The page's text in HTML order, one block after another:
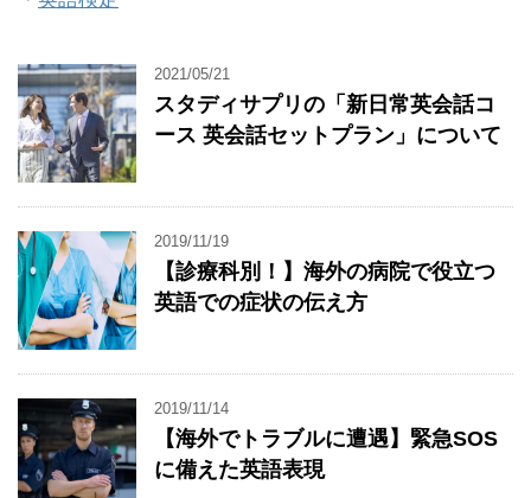
2021/05/21
スタディサプリの「新日常英会話コ
ース 英会話セットプラン」について
2019/11/19
【診療科別！】海外の病院で役立つ
英語での症状の伝え方
2019/11/14
【海外でトラブルに遭遇】緊急SOS
に備えた英語表現